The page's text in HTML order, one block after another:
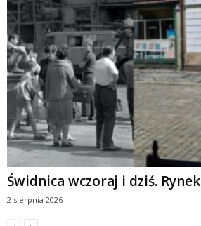
Świdnica wczoraj i dziś. Rynek
2 sierpnia 2026